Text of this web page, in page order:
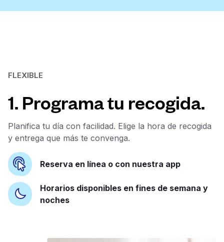
FLEXIBLE
1. Programa tu recogida.
Planifica tu día con facilidad. Elige la hora de recogida
y entrega que más te convenga.
Reserva en línea o con nuestra app
Horarios disponibles en fines de semana y
noches